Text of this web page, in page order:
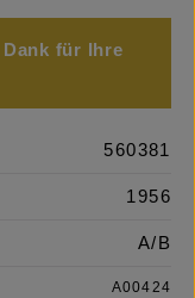
Dank für Ihre
560381
1956
A/B
A00424